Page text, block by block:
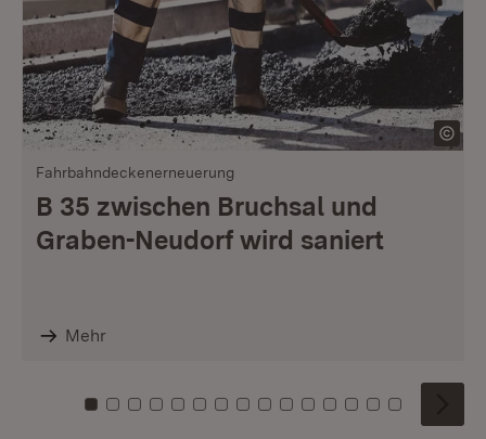
Fahrbahndeckenerneuerung
B 35 zwischen Bruchsal und
Graben-Neudorf wird saniert
Mehr
Zu Kachel: 0
Zu Kachel: 1
Zu Kachel: 2
Zu Kachel: 3
Zu Kachel: 4
Zu Kachel: 5
Zu Kachel: 6
Zu Kachel: 7
Zu Kachel: 8
Zu Kachel: 9
Zu Kachel: 10
Zu Kachel: 11
Zu Kachel: 12
Zu Kachel:
Zu